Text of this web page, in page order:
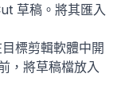
草稿。將其匯入
標剪輯軟體中開
，將草稿檔放入